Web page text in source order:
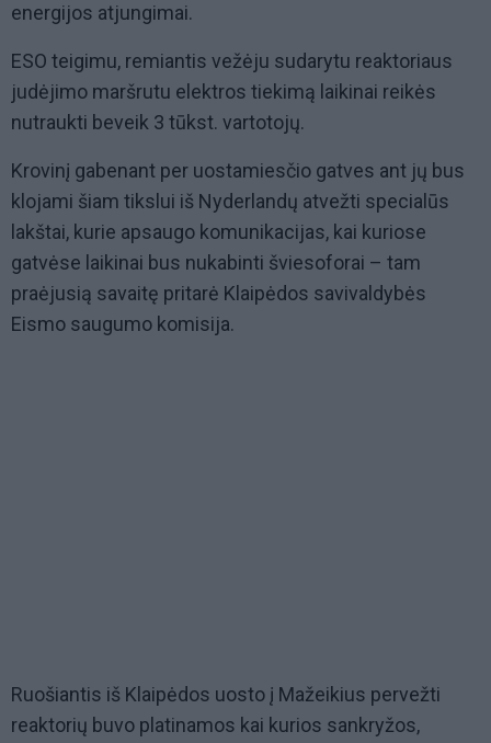
energijos atjungimai.
ESO teigimu, remiantis vežėju sudarytu reaktoriaus
judėjimo maršrutu elektros tiekimą laikinai reikės
nutraukti beveik 3 tūkst. vartotojų.
Krovinį gabenant per uostamiesčio gatves ant jų bus
klojami šiam tikslui iš Nyderlandų atvežti specialūs
lakštai, kurie apsaugo komunikacijas, kai kuriose
gatvėse laikinai bus nukabinti šviesoforai – tam
praėjusią savaitę pritarė Klaipėdos savivaldybės
Eismo saugumo komisija.
Ruošiantis iš Klaipėdos uosto į Mažeikius pervežti
reaktorių buvo platinamos kai kurios sankryžos,